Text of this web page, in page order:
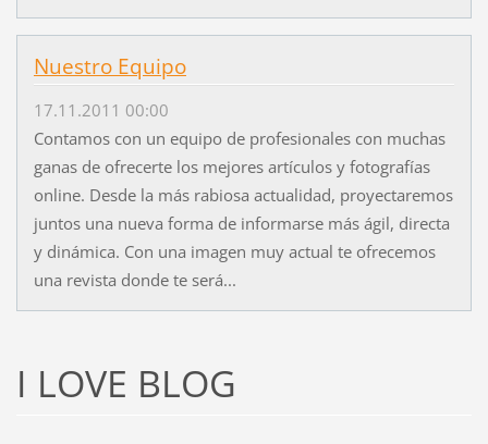
Nuestro Equipo
17.11.2011 00:00
Contamos con un equipo de profesionales con muchas
ganas de ofrecerte los mejores artículos y fotografías
online. Desde la más rabiosa actualidad, proyectaremos
juntos una nueva forma de informarse más ágil, directa
y dinámica. Con una imagen muy actual te ofrecemos
una revista donde te será...
I LOVE BLOG